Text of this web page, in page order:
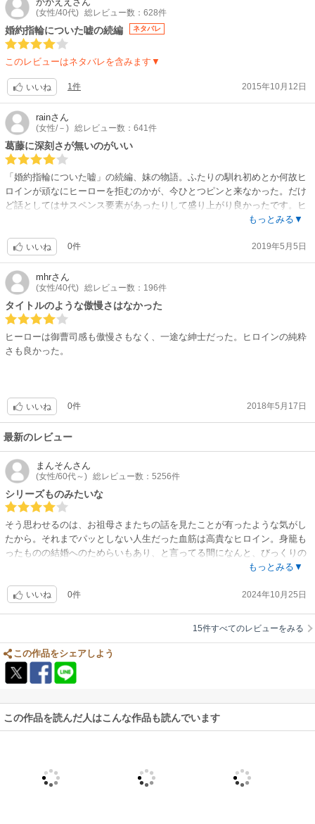
すぎでごちそうさまでした。
(女性/40代) 総レビュー数：628件
婚約指輪についた嘘の続編 ネタバレ
このレビューはネタバレを含みます▼
いいね 1件 2015年10月12日
rainさん
(女性/－) 総レビュー数：641件
葛藤に深刻さが無いのがいい
「婚約指輪についた嘘」の続編、妹の物語。ふたりの馴れ初めとか何故ヒ
ロインが頑なにヒーローを拒むのかが、今ひとつピンと来なかった。だけ
ど話としてはサスペンス要素があったりして盛り上がり良かったです。ヒ
もっとみる▼
いいね 0件 2019年5月5日
mhrさん
(女性/40代) 総レビュー数：196件
タイトルのような傲慢さはなかった
ヒーローは御曹司感も傲慢さもなく、一途な紳士だった。ヒロインの純粋
さも良かった。
いいね 0件 2018年5月17日
最新のレビュー
まんそんさん
(女性/60代～) 総レビュー数：5256件
シリーズものみたいな
そう思わせるのは、お祖母さまたちの話を見たことが有ったような気がし
たから。それまでパッとしない人生だった血筋は高貴なヒロイン。身籠も
ったものの結婚へのためらいもあり、と言ってる間になんと、びっくりの
もっとみる▼
いいね 0件 2024年10月25日
15件すべてのレビューをみる
この作品をシェアしよう
この作品を読んだ人はこんな作品も読んでいます